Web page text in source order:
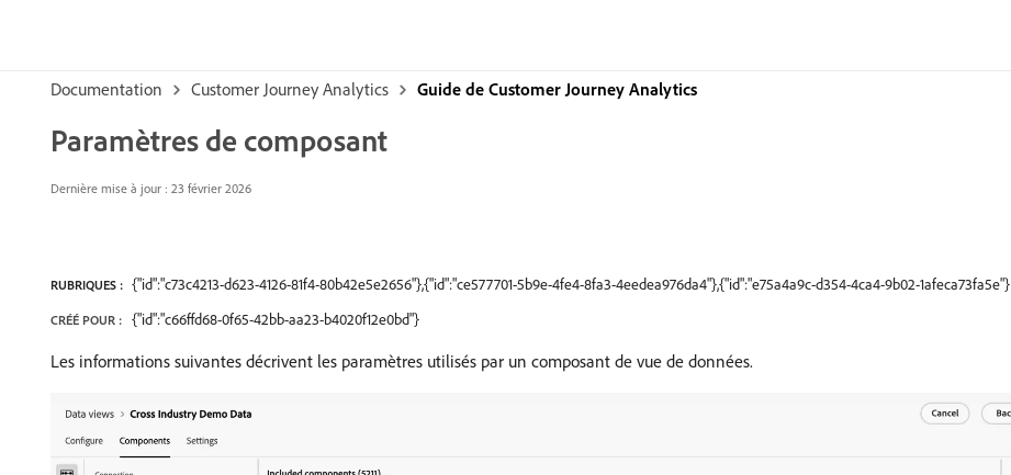
Documentation Customer Journey Analytics Guide de Customer Journey Analytics
Paramètres de composant
Dernière mise à jour : 23 février 2026
RUBRIQUES : {"id":"c73c4213-d623-4126-81f4-80b42e5e2656"},{"id":"ce577701-5b9e-4fe4-8fa3-4eedea976da4"},{"id":"e75a4a9c-d354-4ca4-9b02-1afeca73fa5e"}
CRÉÉ POUR : {"id":"c66ffd68-0f65-42bb-aa23-b4020f12e0bd"}
Les informations suivantes décrivent les paramètres utilisés par un composant de vue de données.